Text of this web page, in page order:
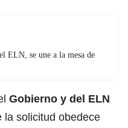
ELN, se une a la mesa de
Gobierno y del ELN
la solicitud obedece